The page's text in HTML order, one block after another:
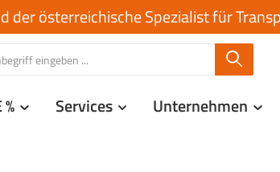
der österreichische Spezialist für
Services Unternehmen